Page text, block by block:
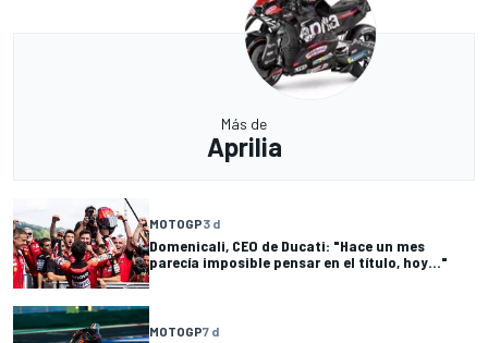
Más de
Aprilia
MOTOGP3 d
Domenicali, CEO de Ducati: "Hace un mes
parecía imposible pensar en el título, hoy..."
MOTOGP7 d